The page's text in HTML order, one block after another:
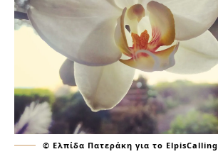
© Ελπίδα Πατεράκη για το ElpisCalling